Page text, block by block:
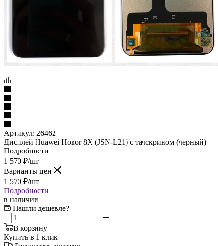
Артикул: 26462
Дисплей Huawei Honor 8X (JSN-L21) c тачскрином (черный)
Подробности
1 570 ₽/шт
Варианты цен
1 570 ₽/шт
Подробности
в наличии
Нашли дешевле?
В корзину
Купить в 1 клик